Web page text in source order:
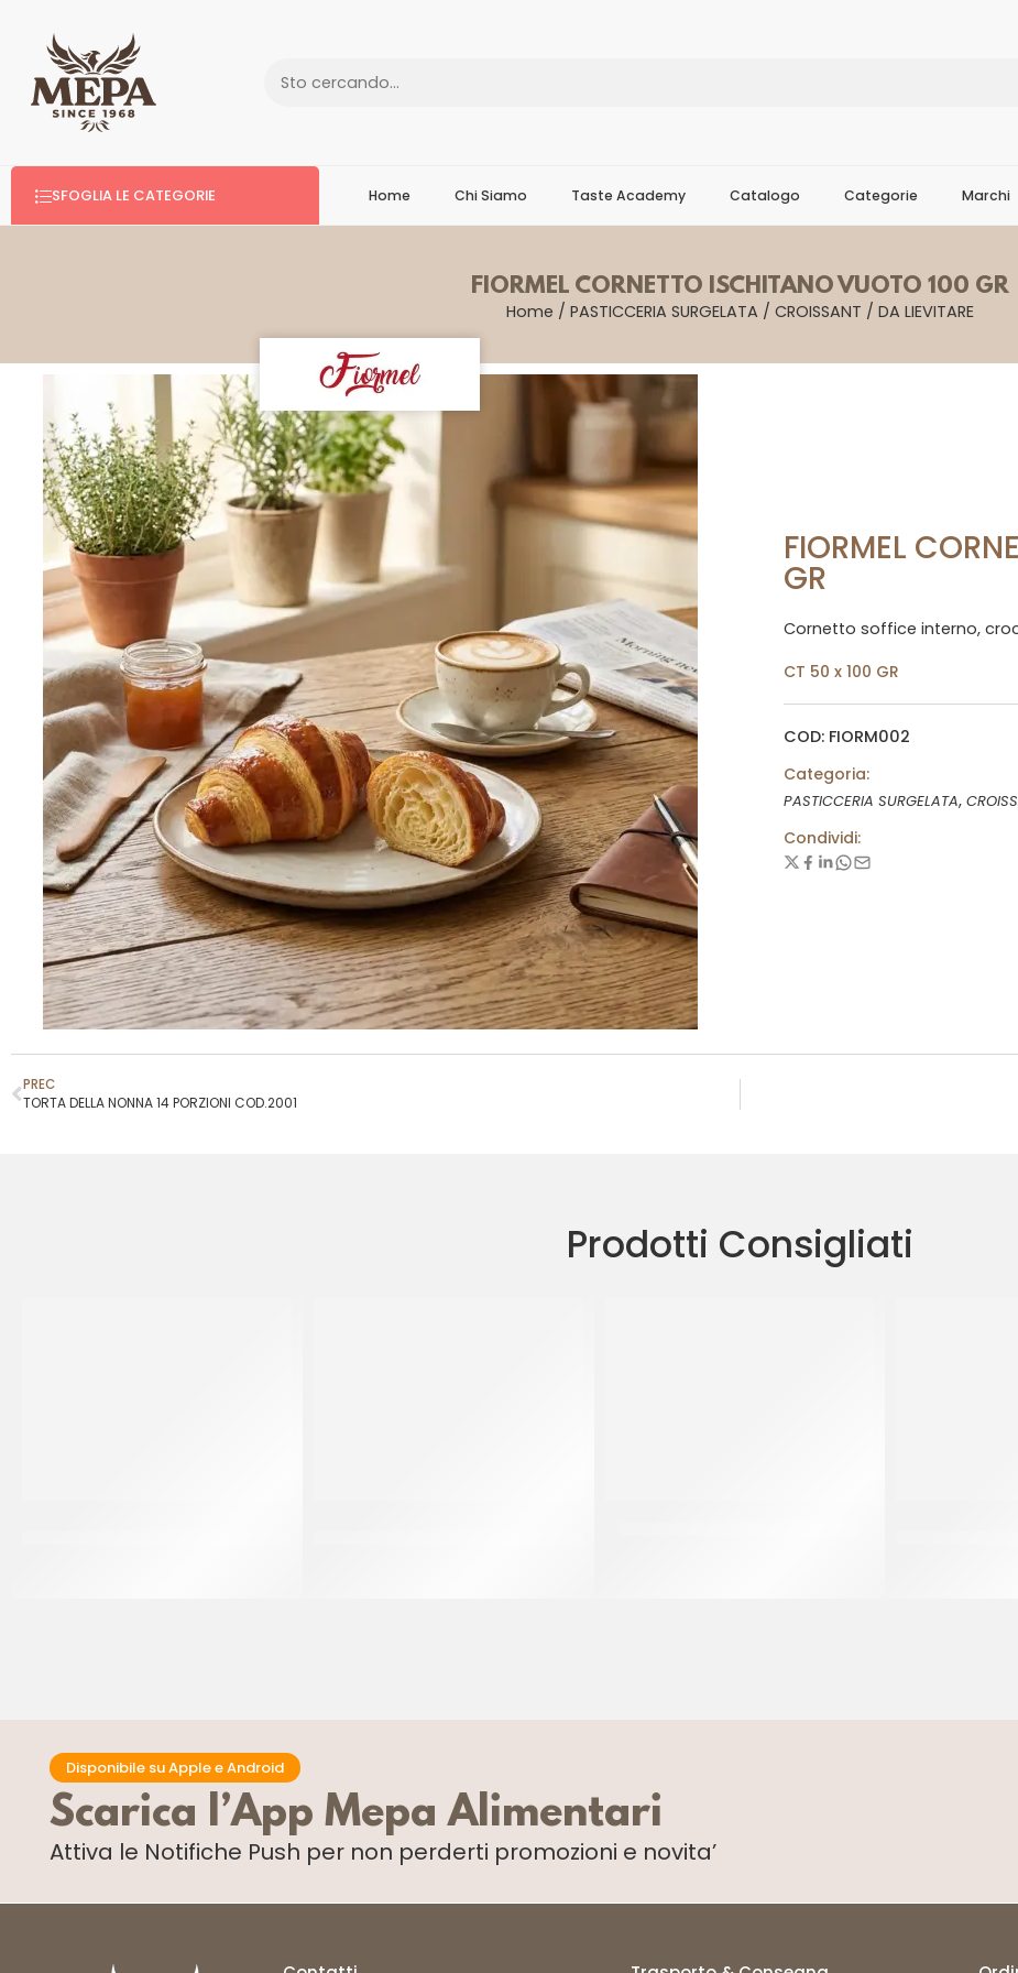
SFOGLIA LE CATEGORIE Home Chi Siamo Taste Academy Catalogo Categorie Marchi
FIORMEL CORNETTO ISCHITANO VUOTO 100 GR
Home / PASTICCERIA SURGELATA / CROISSANT / DA LIEVITARE
FIORMEL
GR
Cornetto soffice interno,
CT 50 x 100 GR
COD: FIORM002
Categoria:
PASTICCERIA SURGELATA,
Condividi:
PREC
TORTA DELLA NONNA 14 PORZIONI COD.2001
Prodotti Consigliati
Disponibile su Apple e Android
Scarica l’App Mepa Alimentari
Attiva le Notifiche Push per non perderti promozioni e novita’